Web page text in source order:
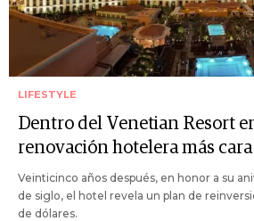
LIFESTYLE
Dentro del Venetian Resort
renovación hotelera más
Veinticinco años después, en honor a su
de siglo, el hotel revela un plan de
de dólares.